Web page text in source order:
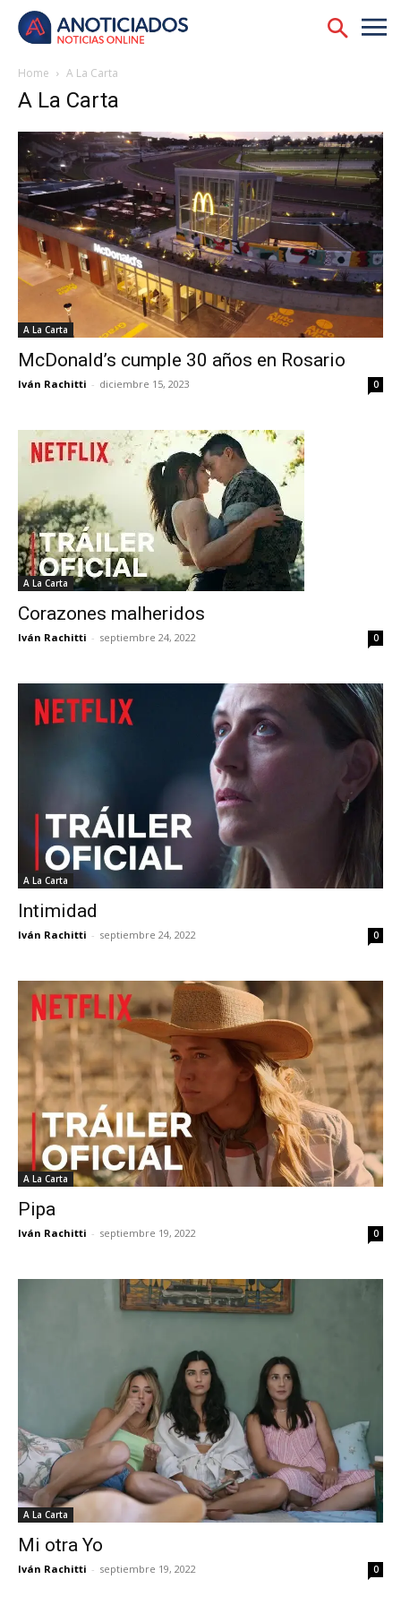
Home A La Carta
A La Carta
A La Carta
McDonald’s cumple 30 años en Rosario
Iván Rachitti - diciembre 15, 2023 0
A La Carta
Corazones malheridos
Iván Rachitti - septiembre 24, 2022 0
A La Carta
Intimidad
Iván Rachitti - septiembre 24, 2022 0
A La Carta
Pipa
Iván Rachitti - septiembre 19, 2022 0
A La Carta
Mi otra Yo
Iván Rachitti - septiembre 19, 2022 0